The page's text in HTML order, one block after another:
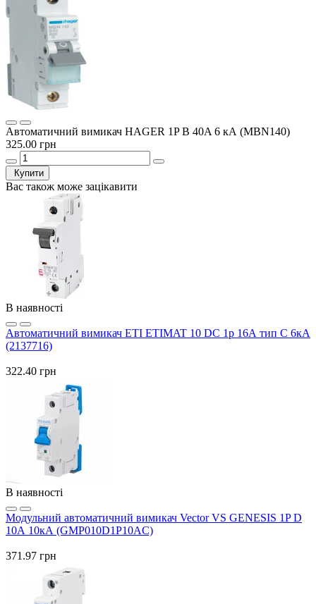
Автоматичний вимикач HAGER 1P B 40A 6 кА (MBN140)
325.00 грн
Купити
Вас також може зацікавити
В наявності
Автоматичний вимикач ETI ETIMAT 10 DC 1p 16А тип C 6кА
(2137716)
322.40 грн
В наявності
Модульний автоматичний вимикач Vector VS GENESIS 1P D
10А 10кА (GMP010D1P10AC)
371.97 грн